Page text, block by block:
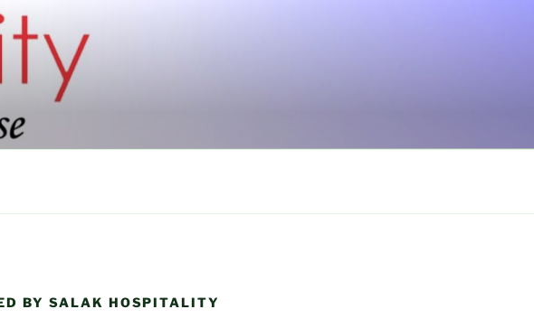
BY SALAK HOSPITALITY